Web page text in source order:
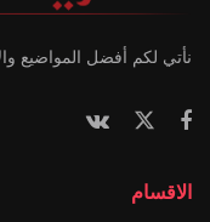
نأتي لكم أفضل المواضيع
الاقسام